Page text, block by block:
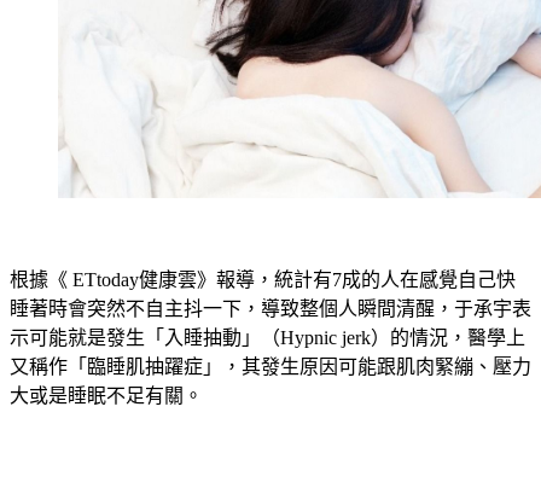
根據《 ETtoday健康雲》報導，統計有7成的人在感覺自己快
睡著時會突然不自主抖一下，導致整個人瞬間清醒，于承宇表
示可能就是發生「入睡抽動」（Hypnic jerk）的情況，醫學上
又稱作「臨睡肌抽躍症」，其發生原因可能跟肌肉緊繃、壓力